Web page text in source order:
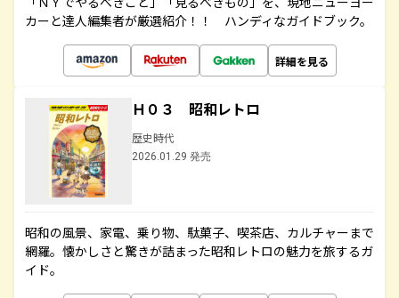
カーと達人編集者が厳選紹介！！ ハンディなガイドブック。
詳細を見る
Ｈ０３ 昭和レトロ
歴史時代
2026.01.29 発売
昭和の風景、家電、乗り物、駄菓子、喫茶店、カルチャーまで
網羅。懐かしさと驚きが詰まった昭和レトロの魅力を旅するガ
イド。